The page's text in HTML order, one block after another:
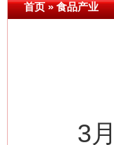
首页»食品产业
3月